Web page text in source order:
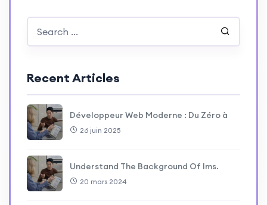
Recent Articles
Développeur Web Moderne : Du Zéro à
26 juin 2025
Understand The Background Of lms.
20 mars 2024